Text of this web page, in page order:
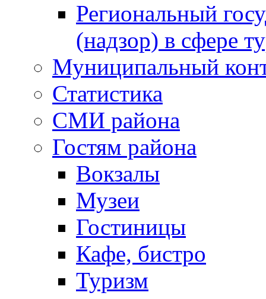
Региональный
(надзор) в сфере
Муниципальный
Статистика
СМИ района
Гостям района
Вокзалы
Музеи
Гостиницы
Кафе, бистро
Туризм